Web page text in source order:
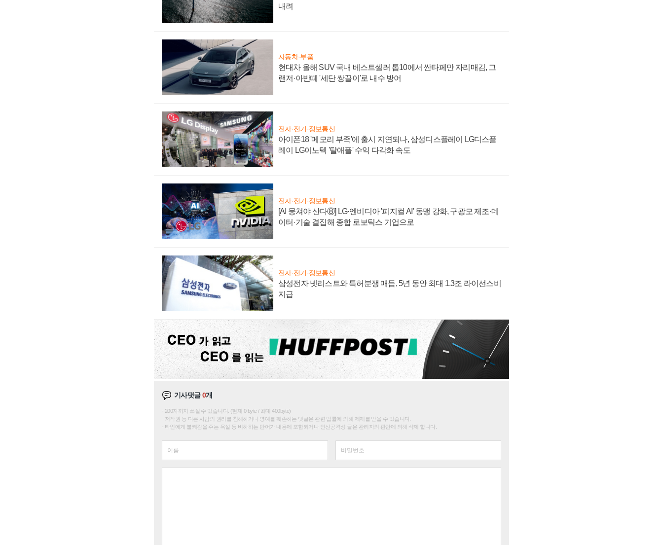
내려
자동차·부품
현대차 올해 SUV 국내 베스트셀러 톱10에서 싼타페만 자리매김, 그
랜저·아반떼 '세단 쌍끌이'로 내수 방어
전자·전기·정보통신
아이폰18 '메모리 부족'에 출시 지연되나, 삼성디스플레이 LG디스플
레이 LG이노텍 '탈애플' 수익 다각화 속도
전자·전기·정보통신
[AI 뭉쳐야 산다⑧] LG·엔비디아 '피지컬 AI' 동맹 강화, 구광모 제조·데
이터·기술 결집해 종합 로보틱스 기업으로
전자·전기·정보통신
삼성전자 넷리스트와 특허분쟁 매듭, 5년 동안 최대 1.3조 라이선스비
지급
기사댓글0개
200자까지 쓰실 수 있습니다. (현재 0 byte / 최대 400byte)
저작권 등 다른 사람의 권리를 침해하거나 명예를 훼손하는 댓글은 관련 법률에 의해 제재를 받을 수 있습니다.
타인에게 불쾌감을 주는 욕설 등 비하하는 단어가 내용에 포함되거나 인신공격성 글은 관리자의 판단에 의해 삭제 합니다.